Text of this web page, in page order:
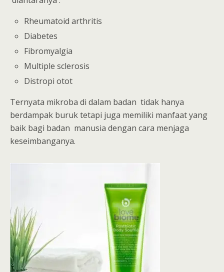
Rheumatoid arthritis
Diabetes
Fibromyalgia
Multiple sclerosis
Distropi otot
Ternyata mikroba di dalam badan tidak hanya
berdampak buruk tetapi juga memiliki manfaat yang
baik bagi badan manusia dengan cara menjaga
keseimbanganya.